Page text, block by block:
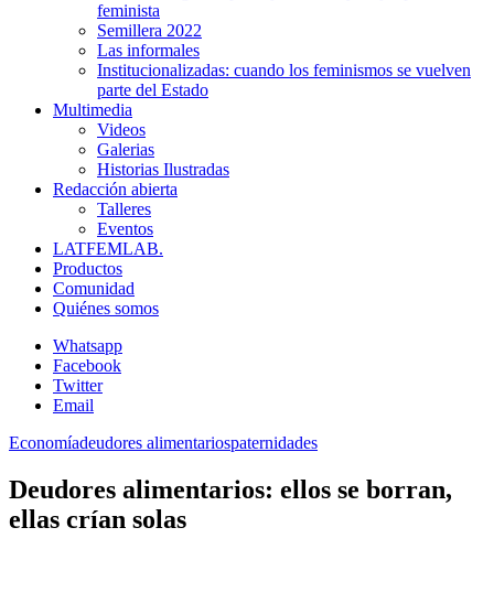
feminista
Semillera 2022
Las informales
Institucionalizadas: cuando los feminismos se vuelven
parte del Estado
Multimedia
Videos
Galerias
Historias Ilustradas
Redacción abierta
Talleres
Eventos
LATFEMLAB.
Productos
Comunidad
Quiénes somos
Whatsapp
Facebook
Twitter
Email
Economíadeudores alimentariospaternidades
Deudores alimentarios: ellos se borran,
ellas crían solas